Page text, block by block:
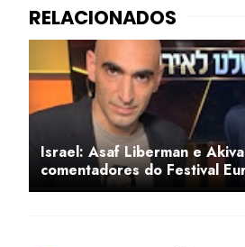
Israel: Asaf Liberman e
comentadores do Festival